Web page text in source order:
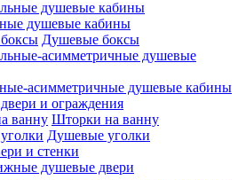
душевые кабины
Душевые боксы
асимметричные душевые кабины
и ограждения
Шторки на ванну
Душевые уголки
и стенки
душевые двери